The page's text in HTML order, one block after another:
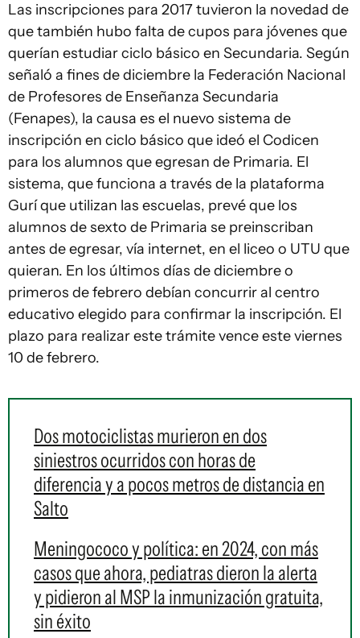
Las inscripciones para 2017 tuvieron la novedad de
que también hubo falta de cupos para jóvenes que
querían estudiar ciclo básico en Secundaria. Según
señaló a fines de diciembre la Federación Nacional
de Profesores de Enseñanza Secundaria
(Fenapes), la causa es el nuevo sistema de
inscripción en ciclo básico que ideó el Codicen
para los alumnos que egresan de Primaria. El
sistema, que funciona a través de la plataforma
Gurí que utilizan las escuelas, prevé que los
alumnos de sexto de Primaria se preinscriban
antes de egresar, vía internet, en el liceo o UTU que
quieran. En los últimos días de diciembre o
primeros de febrero debían concurrir al centro
educativo elegido para confirmar la inscripción. El
plazo para realizar este trámite vence este viernes
10 de febrero.
Dos motociclistas murieron en dos
siniestros ocurridos con horas de
diferencia y a pocos metros de distancia en
Salto
Meningococo y política: en 2024, con más
casos que ahora, pediatras dieron la alerta
y pidieron al MSP la inmunización gratuita,
sin éxito